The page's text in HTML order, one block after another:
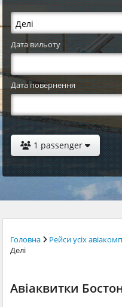
Дата вильоту
Дата повернення
1 passenger
Головна Рейси усіх
Делі
Авіаквитки